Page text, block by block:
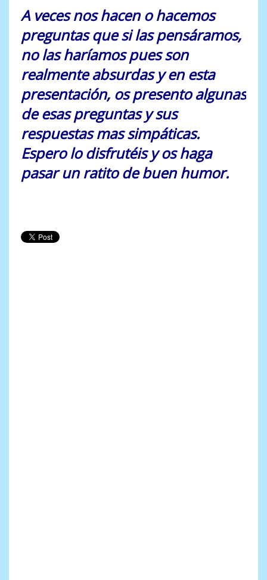
A veces nos hacen o hacemos
preguntas que si las pensáramos,
no las haríamos pues son
realmente absurdas y en esta
presentación, os presento algunas
de esas preguntas y sus
respuestas mas simpáticas.
Espero lo disfrutéis y os haga
pasar un ratito de buen humor.